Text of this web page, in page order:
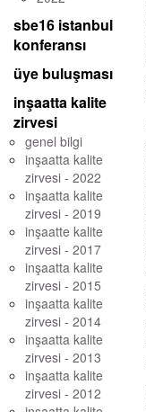
sbe16 istanbul
konferansı
üye buluşması
inşaatta kalite
zirvesi
genel bilgi
inşaatta kalite
zirvesi - 2022
inşaatta kalite
zirvesi - 2019
inşaatte kalite
zirvesi - 2017
inşaatta kalite
zirvesi - 2015
inşaatta kalite
zirvesi - 2014
inşaatta kalite
zirvesi - 2013
inşaatta kalite
zirvesi - 2012